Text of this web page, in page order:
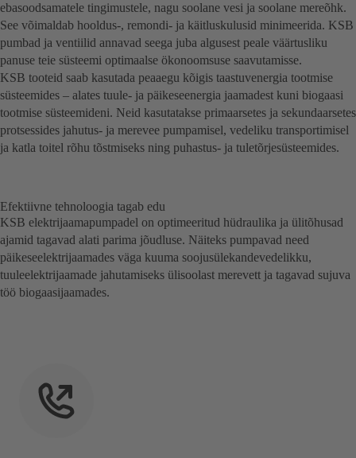
ebasoodsamatele tingimustele, nagu soolane vesi ja soolane mereõhk.
See võimaldab hooldus-, remondi- ja käitluskulusid minimeerida. KSB
pumbad ja ventiilid annavad seega juba algusest peale väärtusliku
panuse teie süsteemi optimaalse ökonoomsuse saavutamisse.
KSB tooteid saab kasutada peaaegu kõigis taastuvenergia tootmise
süsteemides – alates tuule- ja päikeseenergia jaamadest kuni biogaasi
tootmise süsteemideni. Neid kasutatakse primaarsetes ja sekundaarsetes
protsessides jahutus- ja merevee pumpamisel, vedeliku transportimisel
ja katla toitel rõhu tõstmiseks ning puhastus- ja tuletõrjesüsteemides.
Efektiivne tehnoloogia tagab edu
KSB elektrijaamapumpadel on optimeeritud hüdraulika ja ülitõhusad
ajamid tagavad alati parima jõudluse. Näiteks pumpavad need
päikeseelektrijaamades väga kuuma soojusülekandevedelikku,
tuuleelektrijaamade jahutamiseks ülisoolast merevett ja tagavad sujuva
töö biogaasijaamades.